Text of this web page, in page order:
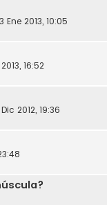
Ene 2013, 10:05
16:52
2012, 19:36